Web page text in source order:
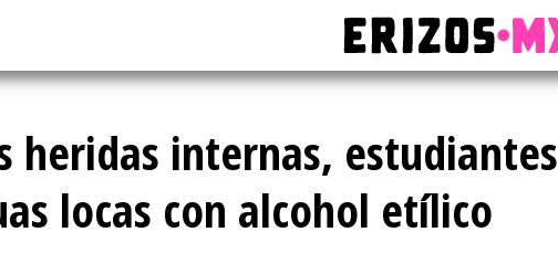
heridas internas, estudiantes
locas con alcohol etílico